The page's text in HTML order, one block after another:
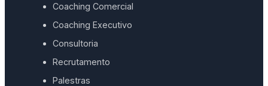
Coaching Comercial
Coaching Executivo
Consultoria
Recrutamento
Palestras